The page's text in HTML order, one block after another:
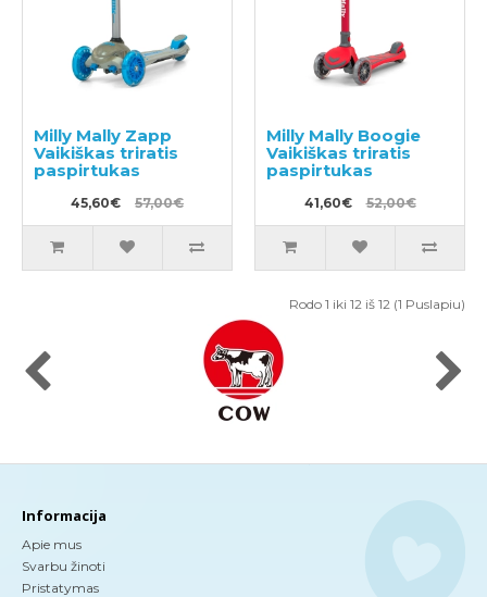
Milly Mally Zapp
Vaikiškas triratis
paspirtukas
45,60€ 57,00€
Milly Mally Boogie
Vaikiškas triratis
paspirtukas
41,60€ 52,00€
Rodo 1 iki 12 iš 12 (1 Puslapiu)
Informacija
Apie mus
Svarbu žinoti
Pristatymas